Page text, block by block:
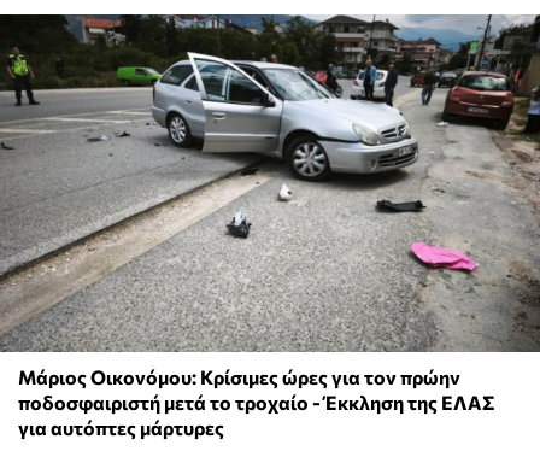
Μάριος Οικονόμου: Κρίσιμες ώρες για τον πρώην
ποδοσφαιριστή μετά το τροχαίο - Έκκληση της ΕΛΑΣ
για αυτόπτες μάρτυρες